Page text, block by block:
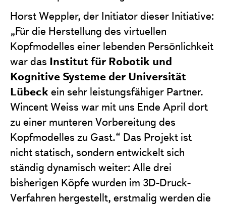
Horst Weppler, der Initiator dieser Initiative:
„Für die Herstellung des virtuellen
Kopfmodelles einer lebenden Persönlichkeit
war das Institut für Robotik und
Kognitive Systeme der Universität
Lübeck ein sehr leistungsfähiger Partner.
Wincent Weiss war mit uns Ende April dort
zu einer munteren Vorbereitung des
Kopfmodelles zu Gast.“ Das Projekt ist
nicht statisch, sondern entwickelt sich
ständig dynamisch weiter: Alle drei
bisherigen Köpfe wurden im 3D-Druck-
Verfahren hergestellt, erstmalig werden die